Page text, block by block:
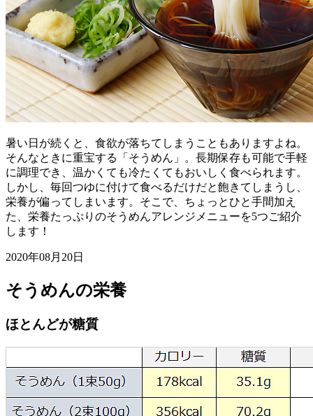
暑い日が続くと、食欲が落ちてしまうこともありますよね。
そんなときに重宝する「そうめん」。長期保存も可能で手軽
に調理でき、温かくても冷たくてもおいしく食べられます。
しかし、毎回つゆに付けて食べるだけだと飽きてしまうし、
栄養が偏ってしまいます。そこで、ちょっとひと手間加え
た、栄養たっぷりのそうめんアレンジメニューを5つご紹介
します！
2020年08月20日
そうめんの栄養
ほとんどが糖質